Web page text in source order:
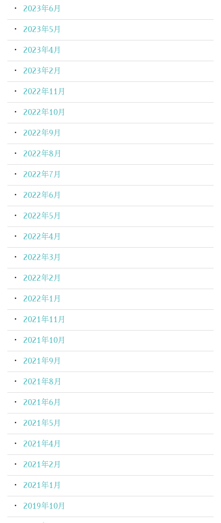
2023年6月
2023年5月
2023年4月
2023年2月
2022年11月
2022年10月
2022年9月
2022年8月
2022年7月
2022年6月
2022年5月
2022年4月
2022年3月
2022年2月
2022年1月
2021年11月
2021年10月
2021年9月
2021年8月
2021年6月
2021年5月
2021年4月
2021年2月
2021年1月
2019年10月